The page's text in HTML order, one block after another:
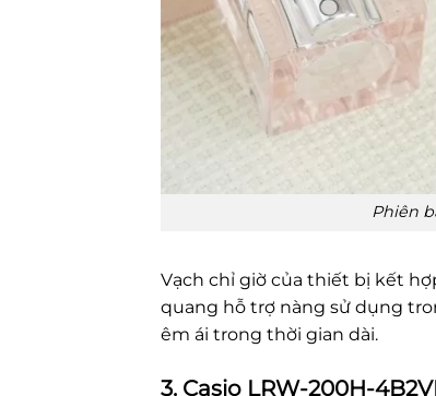
Phiên
Vạch chỉ giờ của thiết bị kết
quang hỗ trợ nàng sử dụng
êm ái trong thời gian dài.
3. Casio LRW-200H-